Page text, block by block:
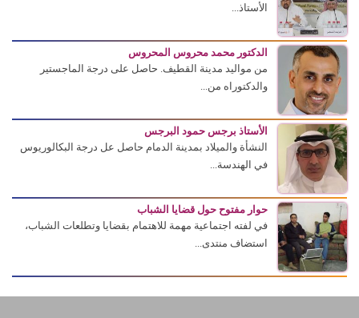
الأستاذ...
الدكتور محمد محروس المحروس
من مواليد مدينة القطيف. حاصل على درجة الماجستير
والدكتوراه من...
الأستاذ برجس حمود البرجس
النشأة والميلاد بمدينة الدمام حاصل عل درجة البكالوريوس
في الهندسة...
حوار مفتوح حول قضايا الشباب
في لفته اجتماعية مهمة للاهتمام بقضايا وتطلعات الشباب،
استضاف منتدى...